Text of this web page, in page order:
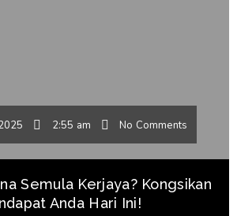
2:55 am No Comments
Semula Kerjaya? Kongsikan
Anda Hari Ini!